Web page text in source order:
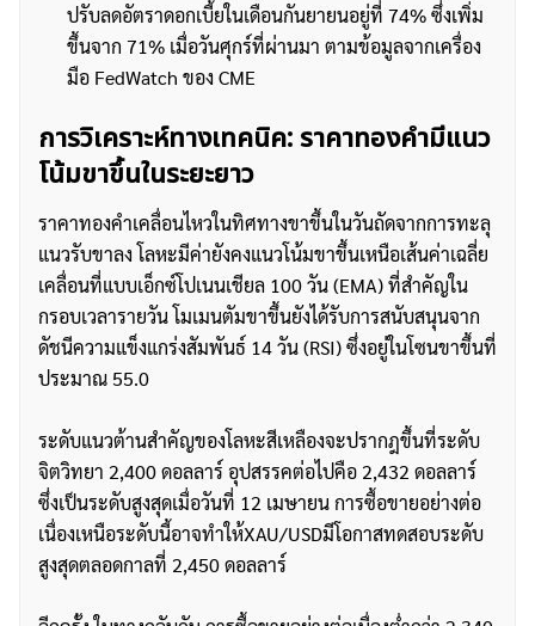
ปรับลดอัตราดอกเบี้ยในเดือนกันยายนอยู่ที่ 74% ซึ่งเพิ่ม
ขึ้นจาก 71% เมื่อวันศุกร์ที่ผ่านมา ตามข้อมูลจากเครื่อง
มือ FedWatch ของ CME
การวิเคราะห์ทางเทคนิค: ราคาทองคำมีแนว
โน้มขาขึ้นในระยะยาว
ราคาทองคำเคลื่อนไหวในทิศทางขาขึ้นในวันถัดจากการทะลุ
แนวรับขาลง โลหะมีค่ายังคงแนวโน้มขาขึ้นเหนือเส้นค่าเฉลี่ย
เคลื่อนที่แบบเอ็กซ์โปเนนเชียล 100 วัน (EMA) ที่สำคัญใน
กรอบเวลารายวัน โมเมนตัมขาขึ้นยังได้รับการสนับสนุนจาก
ดัชนีความแข็งแกร่งสัมพันธ์ 14 วัน (RSI) ซึ่งอยู่ในโซนขาขึ้นที่
ประมาณ 55.0
ระดับแนวต้านสำคัญของโลหะสีเหลืองจะปรากฎขึ้นที่ระดับ
จิตวิทยา 2,400 ดอลลาร์ อุปสรรคต่อไปคือ 2,432 ดอลลาร์
ซึ่งเป็นระดับสูงสุดเมื่อวันที่ 12 เมษายน การซื้อขายอย่างต่อ
เนื่องเหนือระดับนี้อาจทำให้XAU/USDมีโอกาสทดสอบระดับ
สูงสุดตลอดกาลที่ 2,450 ดอลลาร์